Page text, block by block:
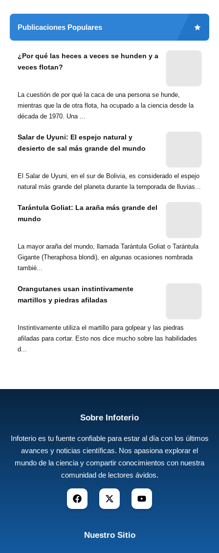
Publicaciones Populares
¿Por qué las heces a veces se hunden y a
veces flotan?
La cuestión de por qué la caca de una persona se hunde,
mientras que la de otra flota, ha ocupado a la ciencia desde la
década de 1970. Una ...
Salar de Uyuni: El espejo natural y
desierto de sal más grande del mundo
El Salar de Uyuni, en el sur de Bolivia, es considerado el espejo
natural más grande del planeta durante la temporada de lluvias...
Tarántula Goliat: La araña más grande del
mundo
La mayor araña del mundo, llamada Tarántula Goliat o Tarántula
Gigante (Theraphosa blondi), en algunas ocasiones nombrada
tambié...
Orangutanes usan instintivamente
martillos y piedras afiladas
Instintivamente utiliza el martillo para golpear y las piedras
afiladas para cortar. Esto nos dice mucho sobre las habilidades
d...
Sobre Infoterio
Infoterio es tu fuente confiable para estar al día con los últimos
avances y noticias científicas. Nos apasiona explorar el
mundo de la ciencia y compartir conocimientos con nuestra
comunidad de lectores ávidos.
Nuestro Sitio